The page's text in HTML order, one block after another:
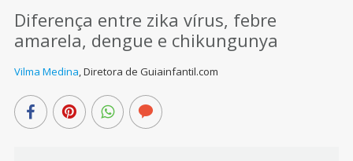
Diferença entre zika vírus, febre
amarela, dengue e chikungunya
Vilma Medina,Diretora de Guiainfantil.com